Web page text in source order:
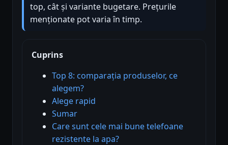
top, cât și variante bugetare. Prețurile
menționate pot varia în timp.
Cuprins
Top 8: comparația produselor, ce
alegem?
Alege rapid
Sumar
Care sunt cele mai bune telefoane
rezistente la apa?